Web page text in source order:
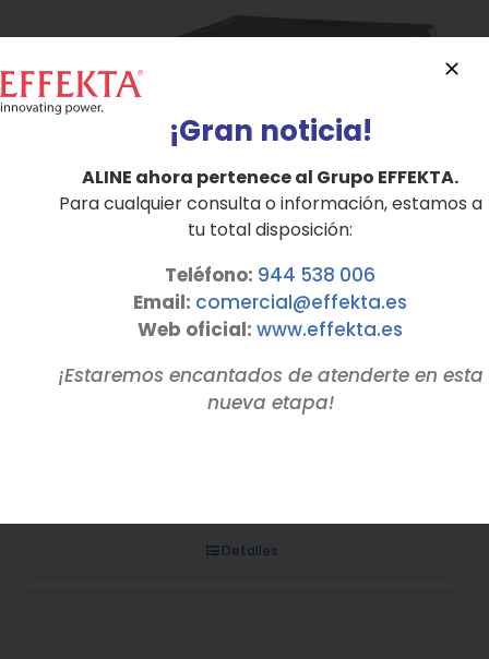
Detalles
¡Gran noticia!
ALINE ahora pertenece al Grupo EFFEKTA.
Para cualquier consulta o información, estamos a
tu total disposición:
Teléfono: 944 538 006
Email: comercial@effekta.es
Web oficial: www.effekta.es
¡Estaremos encantados de atenderte en esta
nueva etapa!